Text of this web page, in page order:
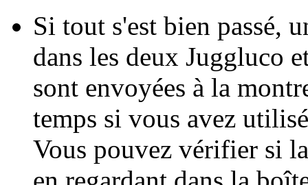
Si tout s'est bien passé,
dans les deux Juggluco
sont envoyées à la
temps si vous avez
Vous pouvez vérifier si